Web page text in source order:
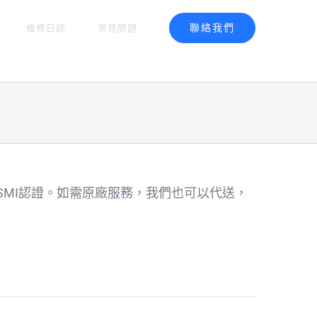
維修日誌 常見問題 聯絡我們
認證。如需原廠服務，我們也可以代送，